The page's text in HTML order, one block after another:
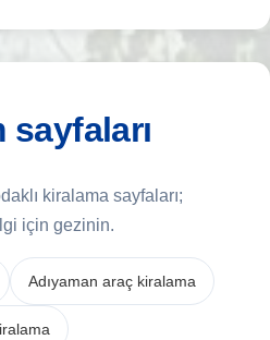
sayfaları
kiralama sayfaları;
için gezinin.
Adıyaman araç kiralama